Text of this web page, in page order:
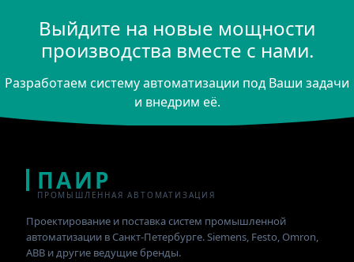
Выйдите на новые мощности
производства вместе с нами.
Разработаем систему автоматизации под Ваши задачи
и внедрим её.
ПАИР
ПРОМЫШЛЕННАЯ АВТОМАТИЗАЦИЯ
Проектирование и поставка систем промышленной
автоматизации в Санкт-Петербурге. Siemens, Festo, Omron,
ABB и другие ведущие бренды.